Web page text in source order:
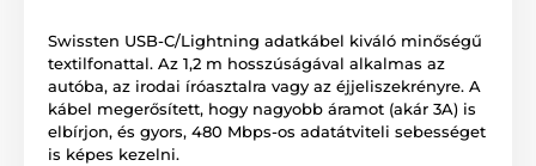
Swissten USB-C/Lightning adatkábel kiváló minőségű
textilfonattal. Az 1,2 m hosszúságával alkalmas az
autóba, az irodai íróasztalra vagy az éjjeliszekrényre. A
kábel megerősített, hogy nagyobb áramot (akár 3A) is
elbírjon, és gyors, 480 Mbps-os adatátviteli sebességet
is képes kezelni.